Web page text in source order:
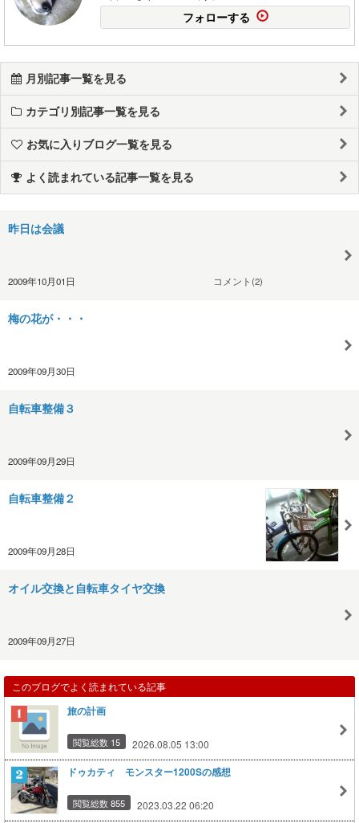
フォローする
月別記事一覧を見る
カテゴリ別記事一覧を見る
お気に入りブログ一覧を見る
よく読まれている記事一覧を見る
昨日は会議
2009年10月01日 コメント(2)
梅の花が・・・
2009年09月30日
自転車整備３
2009年09月29日
自転車整備２
2009年09月28日
オイル交換と自転車タイヤ交換
2009年09月27日
このブログでよく読まれている記事
旅の計画
閲覧総数 15 2026.08.05 13:00
ドゥカティ モンスター1200Sの感想
閲覧総数 855 2023.03.22 06:20